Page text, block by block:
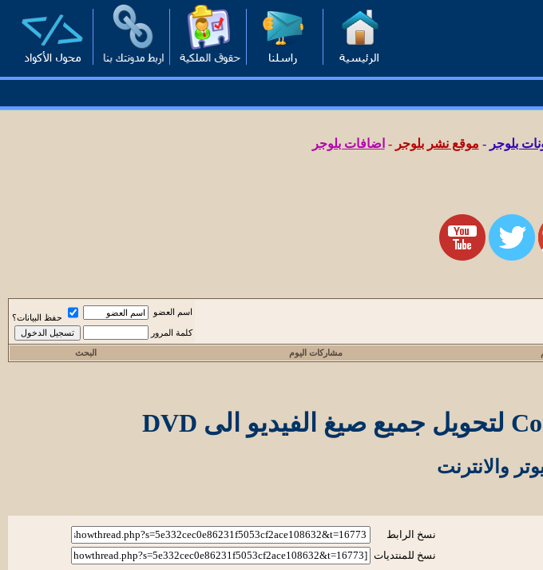
بلوجر - موقع نشر بلوجر - اضافات بلوجر
اسم العضو
حفظ البيانات؟
كلمة المرور
مشاركات اليوم البحث
والانترنت
نسخ الرابط
نسخ للمنتديات